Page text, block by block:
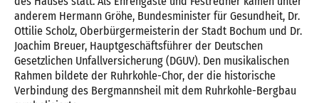
anderem Hermann Gröhe, Bundesminister für Gesundheit, Dr.
Ottilie Scholz, Oberbürgermeisterin der Stadt Bochum und Dr.
Joachim Breuer, Hauptgeschäftsführer der Deutschen
Gesetzlichen Unfallversicherung (DGUV). Den musikalischen
Rahmen bildete der Ruhrkohle-Chor, der die historische
Verbindung des Bergmannsheil mit dem Ruhrkohle-Bergbau